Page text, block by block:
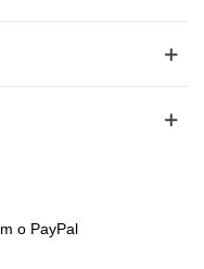
o PayPal